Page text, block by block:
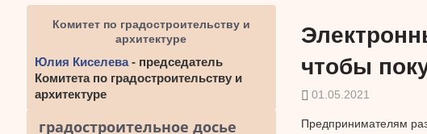
чтобы
01.05.2021
Предпринимателям
Комитет по градостроительству и
архитектуре
Юлия Киселева- председатель
Комитета по градостроительству и
архитектуре
градостроительное досье